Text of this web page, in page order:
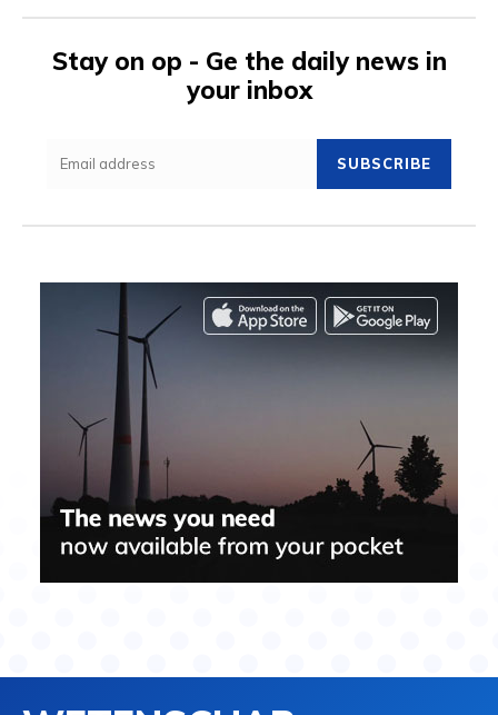
Stay on op - Ge the daily news in
your inbox
SUBSCRIBE